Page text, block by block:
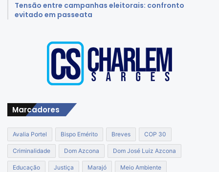
Tensão entre campanhas eleitorais: confronto
evitado em passeata
Marcadores
Avalia Portel Bispo Emérito Breves COP 30
Criminalidade Dom Azcona Dom José Luiz Azcona
Educação Justiça Marajó Meio Ambiente